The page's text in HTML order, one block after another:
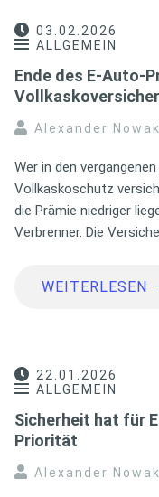
03.02.2026
ALLGEMEIN
Ende des E-Auto-
Alexander
Wer in den
Vollkaskoschutz
die Prämie niedriger
Verbrenner. Die
WEITERLESEN
22.01.2026
ALLGEMEIN
Sicherheit hat für
Priorität
Alexander